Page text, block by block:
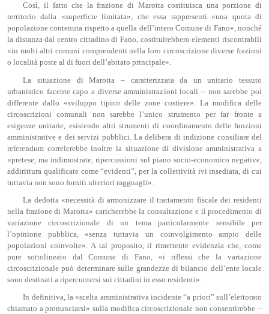
Così, il fatto che la frazione di Marotta costituisca una porzione di
territorio dalla «superficie limitata», che essa rappresenti «una quota di
popolazione contenuta rispetto a quella dell’intero Comune di Fano», nonché
la distanza dal centro cittadino di Fano, costituirebbero elementi riscontrabili
«in molti altri comuni comprendenti nella loro circoscrizione diverse frazioni
o località poste al di fuori dell’abitato principale».
La situazione di Marotta – caratterizzata da un unitario tessuto
urbanistico facente capo a diverse amministrazioni locali – non sarebbe poi
differente dallo «sviluppo tipico delle zone costiere». La modifica delle
circoscrizioni comunali non sarebbe l’unico strumento per far fronte a
esigenze unitarie, esistendo altri strumenti di coordinamento delle funzioni
amministrative e dei servizi pubblici. La delibera di indizione consiliare del
referendum correlerebbe inoltre la situazione di divisione amministrativa a
«pretese, ma indimostrate, ripercussioni sul piano socio-economico negative,
addirittura qualificate come “evidenti”, per la collettività ivi insediata, di cui
tuttavia non sono forniti ulteriori ragguagli».
La dedotta «necessità di armonizzare il trattamento fiscale dei residenti
nella frazione di Marotta» caricherebbe la consultazione e il procedimento di
variazione circoscrizionale di un tema particolarmente sensibile per
l’opinione pubblica, «senza tuttavia un coinvolgimento ampio delle
popolazioni coinvolte». A tal proposito, il rimettente evidenzia che, come
pure sottolineato dal Comune di Fano, «i riflessi che la variazione
circoscrizionale può determinare sulle grandezze di bilancio dell’ente locale
sono destinati a ripercuotersi sui cittadini in esso residenti».
In definitiva, la «scelta amministrativa incidente “a priori” sull’elettorato
chiamato a pronunciarsi» sulla modifica circoscrizionale non consentirebbe –